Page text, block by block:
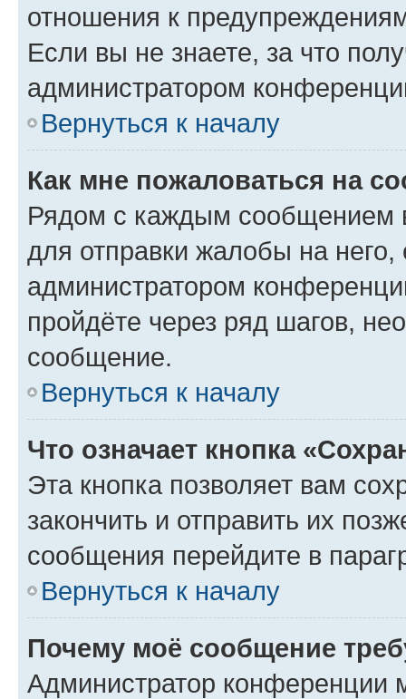
отношения к
Если вы не знаете, за что
администратором
Вернуться к началу
Как мне пожаловаться на
Рядом с каждым сообщением
для отправки жалобы на
администратором
пройдёте через ряд шагов,
сообщение.
Вернуться к началу
Что означает кнопка
Эта кнопка позволяет вам
закончить и отправить их
сообщения перейдите в
Вернуться к началу
Почему моё сообщение
Администратор конференции